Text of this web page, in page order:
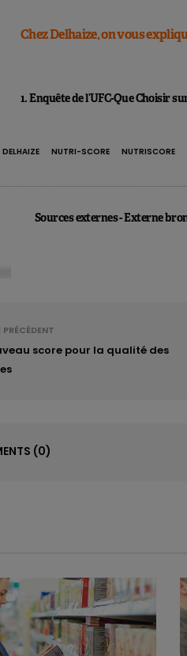
Chez Delhaize, on vous
1. Enquête de l’UFC-Que Choisir
DELHAIZE NUTRI-SCORE NUTRISCORE
Sources externes - Externe
score pour la qualité des
(0)